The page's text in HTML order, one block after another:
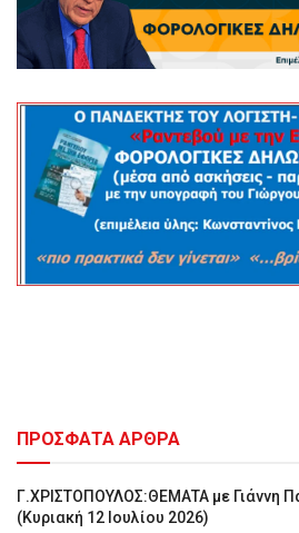
ΠΡΟΣΦΑΤΑ ΑΡΘΡΑ
Γ.ΧΡΙΣΤΟΠΟΥΛΟΣ:ΘΕΜΑΤΑ με Γιάννη
(Κυριακή 12 Ιουλίου 2026)